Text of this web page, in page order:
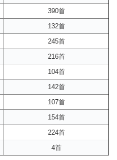
390首
132首
245首
216首
104首
142首
107首
154首
224首
4首